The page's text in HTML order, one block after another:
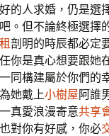
的人求婚，仍是選
。但不論終極選擇
剖明的時辰都必定
你是真心想要跟她
一同構建屬於你們的
她戴上小樹屋阿誰
真愛浪漫寄意共享
對你有好感，你必